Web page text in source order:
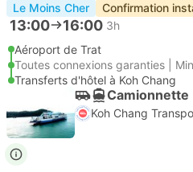
Le Moins Cher Confirmation
13:00 16:00 3h
Aéroport de Trat
Toutes connexions garanties |
Transferts d'hôtel à Koh Chang
Camionnette
Koh Chang